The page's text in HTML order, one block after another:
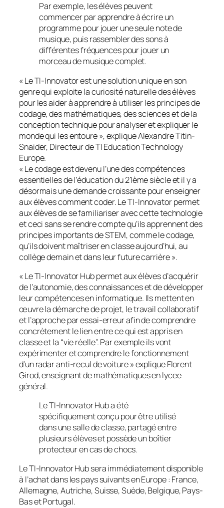
Par exemple, les élèves peuvent
commencer par apprendre à écrire un
programme pour jouer une seule note de
musique, puis rassembler des sons à
différentes fréquences pour jouer un
morceau de musique complet.
«Le TI-Innovator est une solution unique en son
genre qui exploite la curiosité naturelle des élèves
pour les aider à apprendre à utiliser les principes de
codage, des mathématiques, des sciences et de la
conception technique pour analyser et expliquer le
monde qui les entoure», explique Alexandre Titin-
Snaider, Directeur de TI Education Technology
Europe.
«Le codage est devenu l’une des compétences
essentielles de l’éducation du 21ème siècle et il y a
désormais une demande croissante pour enseigner
aux élèves comment coder. Le TI-Innovator permet
aux élèves de se familiariser avec cette technologie
et ceci sans se rendre compte qu’ils apprennent des
principes importants de STEM, comme le codage,
qu’ils doivent maîtriser en classe aujourd’hui, au
collège demain et dans leur future carrière».
«Le TI-Innovator Hub permet aux élèves d’acquérir
de l’autonomie, des connaissances et de développer
leur compétences en informatique. Ils mettent en
œuvre la démarche de projet, le travail collaboratif
et l’approche par essai-erreur afin de comprendre
concrètement le lien entre ce qui est appris en
classe et la “vie réelle”. Par exemple ils vont
expérimenter et comprendre le fonctionnement
d’un radar anti-recul de voiture» explique Florent
Girod, enseignant de mathématiques en lycee
général.
Le TI-Innovator Hub a été
spécifiquement conçu pour être utilisé
dans une salle de classe, partagé entre
plusieurs élèves et possède un boîtier
protecteur en cas de chocs.
Le TI-Innovator Hub sera immédiatement disponible
à l’achat dans les pays suivants en Europe : France,
Allemagne, Autriche, Suisse, Suède, Belgique, Pays-
Bas et Portugal.